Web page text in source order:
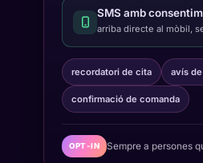
SMS amb
arriba directe al mòbil,
recordatori de cita avís
confirmació de comanda
OPT-IN Sempre a persones